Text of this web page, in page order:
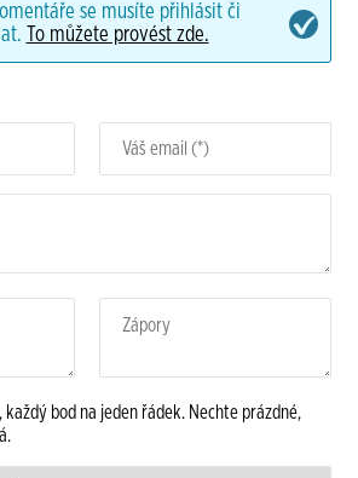
se musíte přihlásit či
To můžete provést zde.
každý bod na jeden řádek. Nechte prázdné,